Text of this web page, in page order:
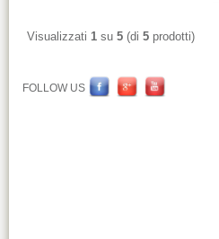
Visualizzati 1 su 5 (di 5 prodotti)
FOLLOW US